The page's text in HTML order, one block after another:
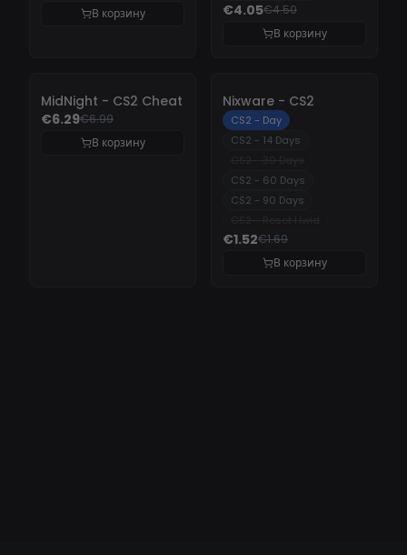
В корзину
€4.05€4.50
В корзину
- 10%
MidNight - CS2 Cheat
€6.29€6.99
В корзину
-
Nixware - CS2
CS2 - Day
CS2 - 14 Days
CS2 - 60 Days
CS2 - 90 Days
€1.52€1.69
В корзину